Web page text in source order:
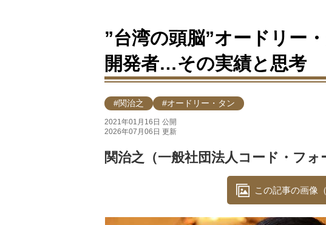
”台湾の頭脳”オードリー
開発者…その実績と思考
#関治之 #オードリー・タン
2021年01月16日 公開
2026年07月06日 更新
関治之（一般社団法人コード・フォ
この記事の画像